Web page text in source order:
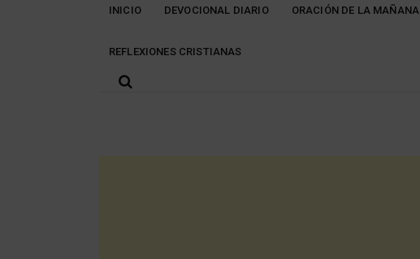
INICIO DEVOCIONAL DIARIO ORACIÓN DE LA MAÑANA
REFLEXIONES CRISTIANAS